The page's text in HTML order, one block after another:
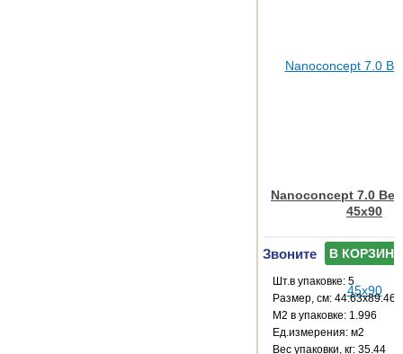
Nanoconcept 7.0
45x90
Звоните В КОРЗИНУ
Шт.в упаковке: 5
Размер, см: 44.63x89.46
М2 в упаковке: 1.996
Ед.измерения: м2
Веc упаковки, кг: 35.44